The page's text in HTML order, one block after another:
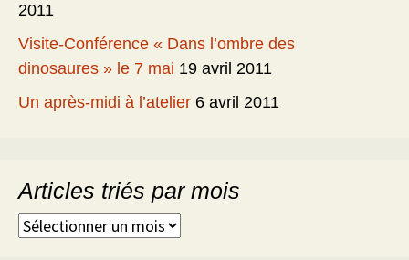
2011
Visite-Conférence « Dans l’ombre des
dinosaures » le 7 mai 19 avril 2011
Un après-midi à l’atelier 6 avril 2011
Articles triés par mois
Articles